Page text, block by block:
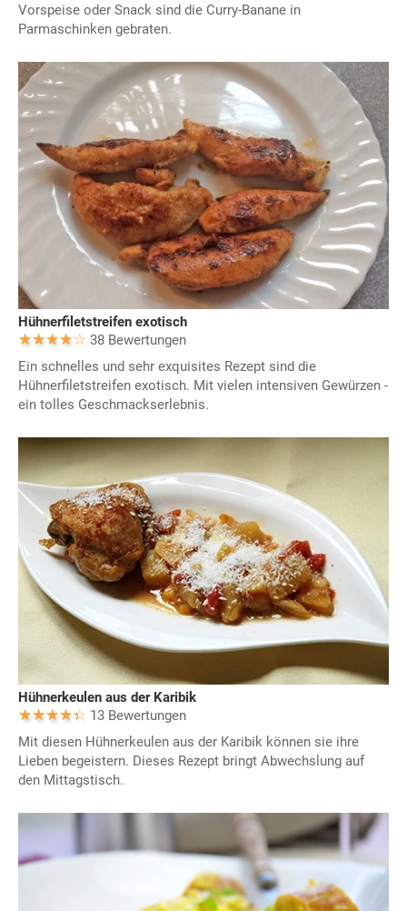
Vorspeise oder Snack sind die Curry-Banane in
Parmaschinken gebraten.
Hühnerfiletstreifen exotisch
38 Bewertungen
Ein schnelles und sehr exquisites Rezept sind die
Hühnerfiletstreifen exotisch. Mit vielen intensiven Gewürzen -
ein tolles Geschmackserlebnis.
Hühnerkeulen aus der Karibik
13 Bewertungen
Mit diesen Hühnerkeulen aus der Karibik können sie ihre
Lieben begeistern. Dieses Rezept bringt Abwechslung auf
den Mittagstisch.